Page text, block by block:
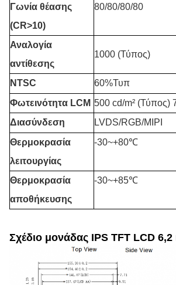
Γωνία θέασης
(CR>10)
80/80/80/80
Αναλογία
αντίθεσης
1000 (Τύπος)
NTSC
60%Τυπ
Φωτεινότητα LCM 500 cd/m² (Τύπος)
Διασύνδεση
LVDS/RGB/MIPI
Θερμοκρασία
λειτουργίας
-30~+80℃
Θερμοκρασία
αποθήκευσης
-30~+85℃
Σχέδιο μονάδας IPS TFT LCD 6,2